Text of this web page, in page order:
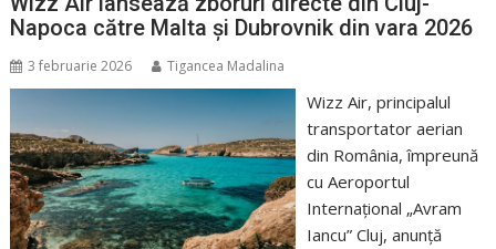
Napoca către Malta și Dubrovnik din vara 2026
3 februarie 2026 Tigancea Madalina
Wizz Air, principalul
transportator aerian
din România, împreună
cu Aeroportul
Internațional „Avram
Iancu” Cluj, anunță